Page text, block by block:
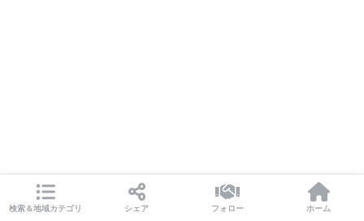
検索＆地域カテゴリ シェア フォロー ホーム